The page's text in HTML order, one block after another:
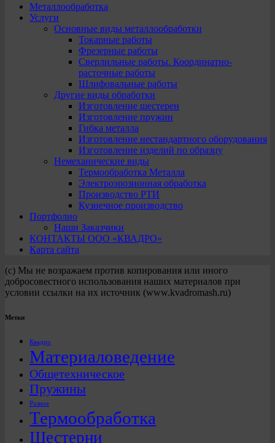
Металлообработка
Услуги
Основные виды металлообработки
Токарные работы
Фрезерные работы
Сверлильные работы. Координатно-
расточные работы
Шлифовальные работы
Другие виды обработки
Изготовление шестерен
Изготовление пружин
Гибка металла
Изготовление нестандартного оборудования
Изготовление изделий по образцу
Немеханические виды
Термообработка Металла
Электроэрозионная обработка
Производство РТИ
Кузнечное производство
Портфолио
Наши Заказчики
КОНТАКТЫ ООО «КВАДРО»
Карта сайта
(с) Мы не возражаем против копирования или иного
добросовестного использования наших материалов при
условии ссылки на их источник (www.kvadromash.ru)
Метки
Квадро
Материаловедение
Общетехническое
Пружины
Разное
Термообработка
Шестерни